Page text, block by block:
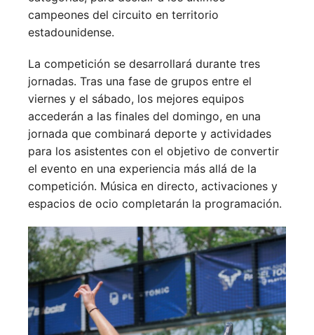
campeones del circuito en territorio
estadounidense.
La competición se desarrollará durante tres
jornadas. Tras una fase de grupos entre el
viernes y el sábado, los mejores equipos
accederán a las finales del domingo, en una
jornada que combinará deporte y actividades
para los asistentes con el objetivo de convertir
el evento en una experiencia más allá de la
competición. Música en directo, activaciones y
espacios de ocio completarán la programación.